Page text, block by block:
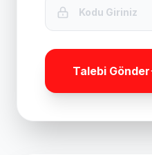
Talebi Gönder